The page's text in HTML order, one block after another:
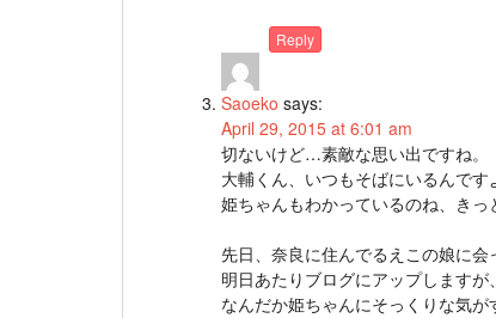
Reply
Saoeko says:
April 29, 2015 at 6:01 am
切ないけど…素敵な思い出ですね。
大輔くん、いつもそばにいるんです
姫ちゃんもわかっているのね、きっ
先日、奈良に住んでるえこの娘に
明日あたりブログにアップしますが、
なんだか姫ちゃんにそっくりな気が